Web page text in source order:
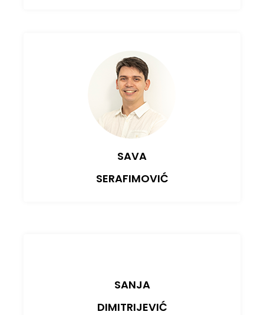
SAVA
SERAFIMOVIĆ
SANJA
DIMITRIJEVIĆ